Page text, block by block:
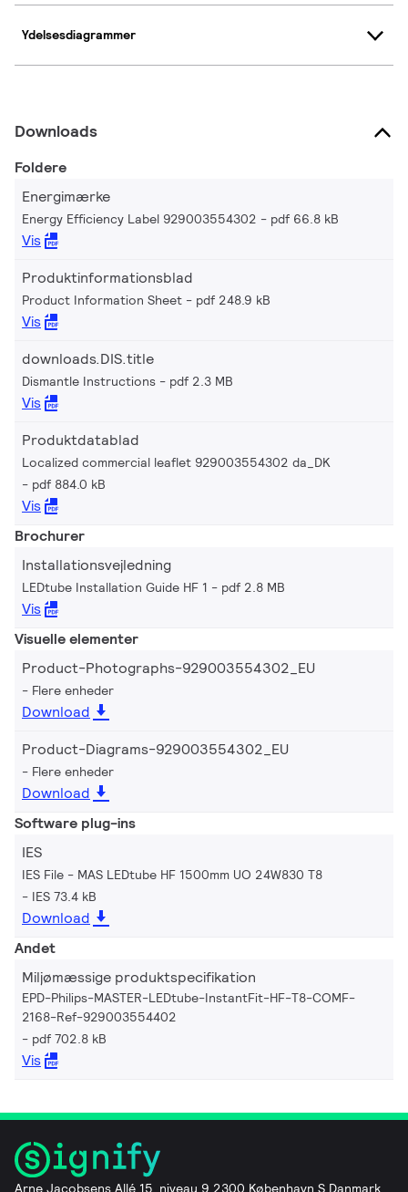
Ydelsesdiagrammer
Downloads
Foldere
Energimærke
Energy Efficiency Label 929003554302 pdf 66.8 kB
Vis
Produktinformationsblad
Product Information Sheet pdf 248.9 kB
Vis
downloads.DIS.title
Dismantle Instructions pdf 2.3 MB
Vis
Produktdatablad
Localized commercial leaflet 929003554302 da_DK
pdf 884.0 kB
Vis
Brochurer
Installationsvejledning
LEDtube Installation Guide HF 1 pdf 2.8 MB
Vis
Visuelle elementer
Product-Photographs-929003554302_EU
Flere enheder
Download
Product-Diagrams-929003554302_EU
Flere enheder
Download
Software plug-ins
IES
IES File - MAS LEDtube HF 1500mm UO 24W830 T8
IES 73.4 kB
Download
Andet
Miljømæssige produktspecifikation
EPD-Philips-MASTER-LEDtube-InstantFit-HF-T8-COMF-
2168-Ref-929003554402
pdf 702.8 kB
Vis
Arne Jacobsens Allé 15, niveau 9 2300 København S Danmark